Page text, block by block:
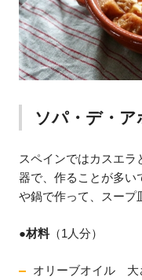
ソパ・デ・ア
スペインではカスエ
器で、作ることが多い
や鍋で作って、スープ
●材料（1人分）
オリーブオイル 大